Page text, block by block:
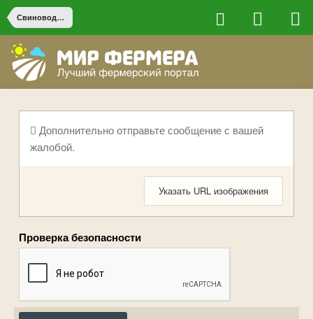
Свиноводство
Дополнительно отправьте сообщение с вашей
жалобой.
Указать URL изображения
Проверка безопасности